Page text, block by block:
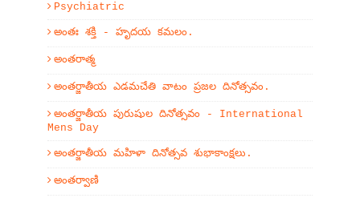
Psychiatric
అంతః శక్తి - హృదయ కమలం.
అంతరాత్మ
అంతర్జాతీయ ఎడమచేతి వాటం ప్రజల దినోత్సవం.
అంతర్జాతీయ పురుషుల దినోత్సవం - International
Mens Day
అంతర్జాతీయ మహిళా దినోత్సవ శుభాకాంక్షలు.
అంతర్వాణి